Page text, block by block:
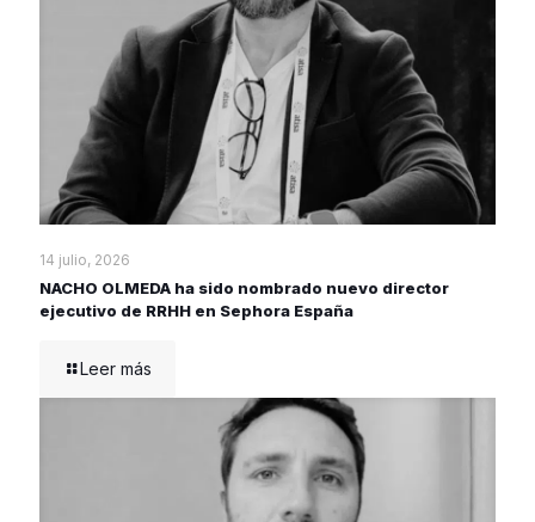
14 julio, 2026
NACHO OLMEDA ha sido nombrado nuevo director
ejecutivo de RRHH en Sephora España
Leer más